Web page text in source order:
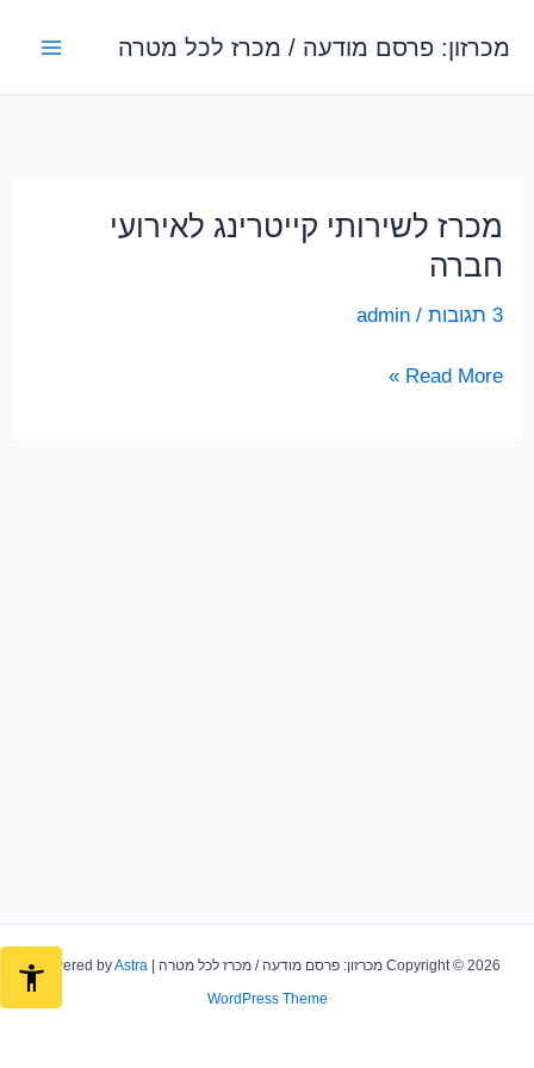
לתוכןמכרזון: פרסם מודעה / מכרז לכל מטרה
מכרז לשירותי קייטרינג לאירועי
חברה
3 תגובות /
admin
מכרז
Read More »
Copyright © 2026 מכרזון: פרסם מודעה / מכרז לכל מטרה | Powered by
Astra
WordPress Theme